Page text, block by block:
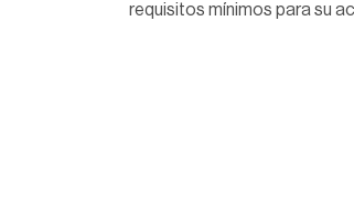
requisitos mínimos para su